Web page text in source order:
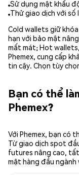
Sử dụng mật khẩu
Thử giao dịch với
Cold wallets giữ
hạn với bảo mật
mất mát; Hot
Phemex, cung cấp
tin cậy. Chọn tùy
Bạn có thể
Phemex?
Với Phemex, bạn có
Từ giao dịch spot
futures nâng cao,
mật hàng đầu ngành